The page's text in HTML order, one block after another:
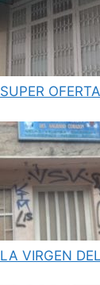
SUPER
LA VIRGEN